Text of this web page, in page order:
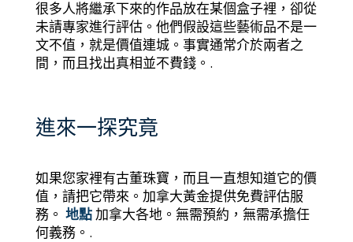
很多人將繼承下來的作品放在某個盒子裡，卻從
未請專家進行評估。他們假設這些藝術品不是一
文不值，就是價值連城。事實通常介於兩者之
間，而且找出真相並不費錢。.
進來一探究竟
如果您家裡有古董珠寶，而且一直想知道它的價
值，請把它帶來。加拿大黃金提供免費評估服
務。 地點加拿大各地。無需預約，無需承擔任
何義務。.